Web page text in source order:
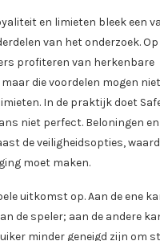
en limieten bleek een
van het onderzoek.
profiteren van herkenbare
die voordelen mogen
In de praktijk doet
niet perfect. Beloningen
de veiligheidsopties,
moet maken.
uitkomst op. Aan de ene
de speler; aan de andere
minder geneigd zijn om